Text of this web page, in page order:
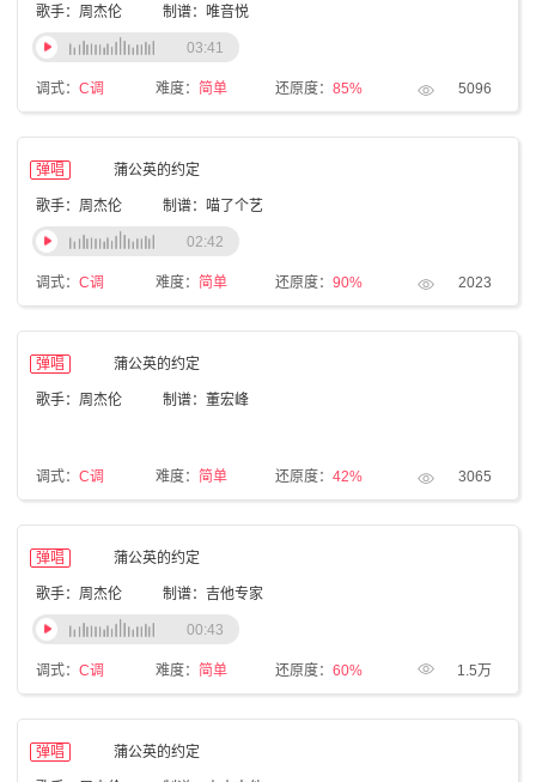
歌手：周杰伦 制谱：唯音悦
调式： C调 难度： 简单 还原度： 85% 5096
03:41
弹唱 蒲公英的约定
歌手：周杰伦 制谱：喵了个艺
调式： C调 难度： 简单 还原度： 90% 2023
02:42
弹唱 蒲公英的约定
歌手：周杰伦 制谱：董宏峰
调式： C调 难度： 简单 还原度： 42% 3065
弹唱 蒲公英的约定
歌手：周杰伦 制谱：吉他专家
调式： C调 难度： 简单 还原度： 60% 1.5万
00:43
弹唱 蒲公英的约定